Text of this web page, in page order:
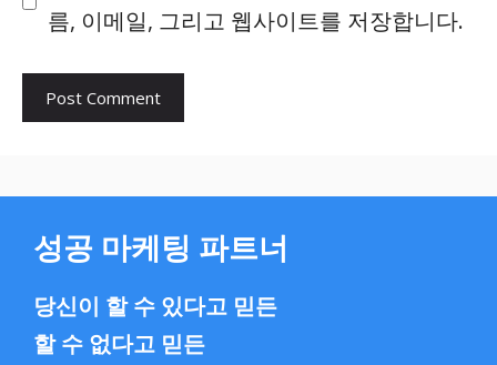
름, 이메일, 그리고 웹사이트를 저장합니다.
성공 마케팅 파트너
당신이 할 수 있다고 믿든
할 수 없다고 믿든